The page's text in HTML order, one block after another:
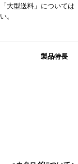
「大型送料」については
い。
製品特長